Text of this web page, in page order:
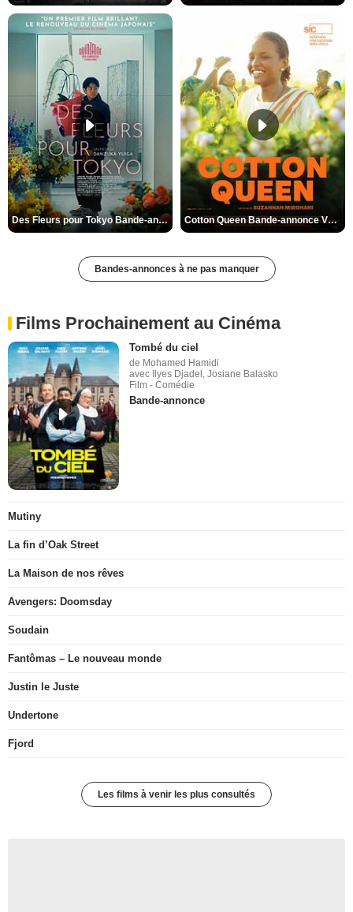
Des Fleurs pour Tokyo Bande-annonce VO STFR Cotton Queen Bande-annonce VO STFR
Bandes-annonces à ne pas manquer
Films Prochainement au Cinéma
Tombé du ciel
de Mohamed Hamidi
avec Ilyes Djadel, Josiane Balasko
Film - Comédie
Bande-annonce
Mutiny
La fin d’Oak Street
La Maison de nos rêves
Avengers: Doomsday
Soudain
Fantômas – Le nouveau monde
Justin le Juste
Undertone
Fjord
Les films à venir les plus consultés